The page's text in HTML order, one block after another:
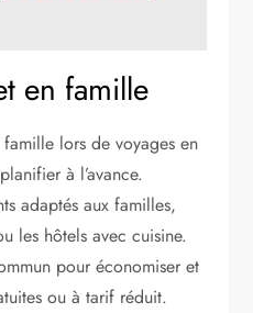
en famille
famille lors de voyages en
à l’avance.
adaptés aux familles,
les hôtels avec cuisine.
pour économiser et
ou à tarif réduit.